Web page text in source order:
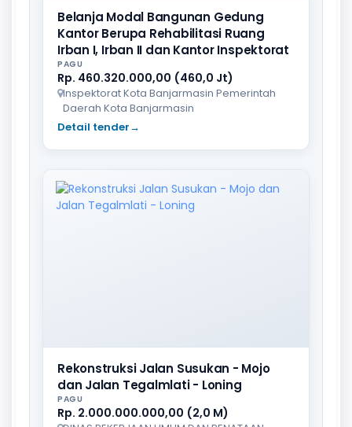
Belanja Modal Bangunan Gedung
Kantor Berupa Rehabilitasi Ruang
Irban I, Irban II dan Kantor Inspektorat
PAGU
Rp. 460.320.000,00 (460,0 Jt)
Inspektorat Kota Banjarmasin Pemerintah
Daerah Kota Banjarmasin
Detail tender→
Rekonstruksi Jalan Susukan - Mojo
dan Jalan Tegalmlati - Loning
PAGU
Rp. 2.000.000.000,00 (2,0 M)